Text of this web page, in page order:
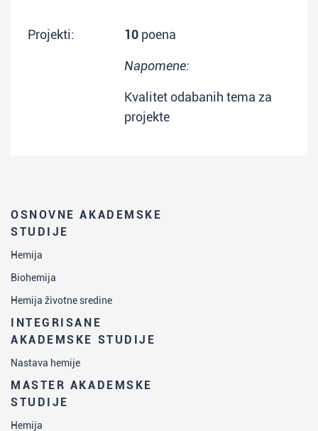
OSNOVNE AKADEMSKE
STUDIJE
Hemija
Biohemija
Hemija životne sredine
INTEGRISANE
AKADEMSKE STUDIJE
Nastava hemije
MASTER AKADEMSKE
STUDIJE
Hemija
Projekti: 10 poena
Napomene:
Kvalitet odabanih tema za
projekte